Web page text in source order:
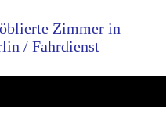
Zimmer in
/ Fahrdienst